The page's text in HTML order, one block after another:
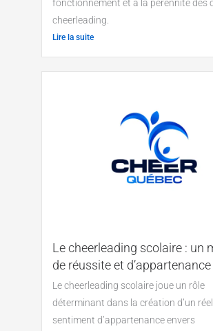
fonctionnement et à la pérennité des
cheerleading.
Lire la suite
Le cheerleading scolaire : un
de réussite et d’appartenance
Le cheerleading scolaire joue un rôle
déterminant dans la création d’un réel
sentiment d’appartenance envers